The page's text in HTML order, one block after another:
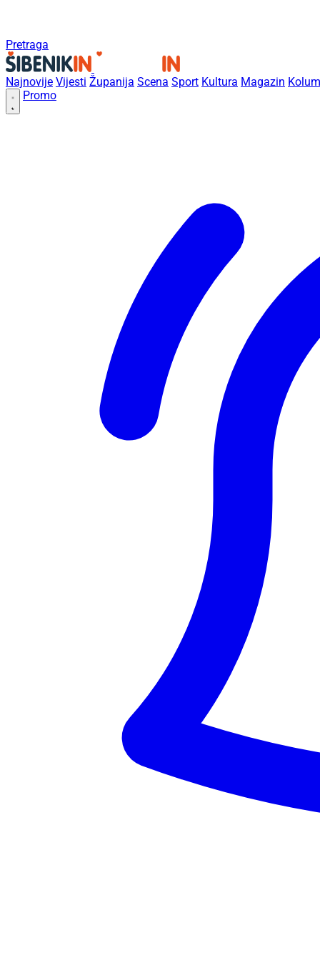
Pretraga
Najnovije Vijesti Županija Scena Sport Kultura Magazin
Promo